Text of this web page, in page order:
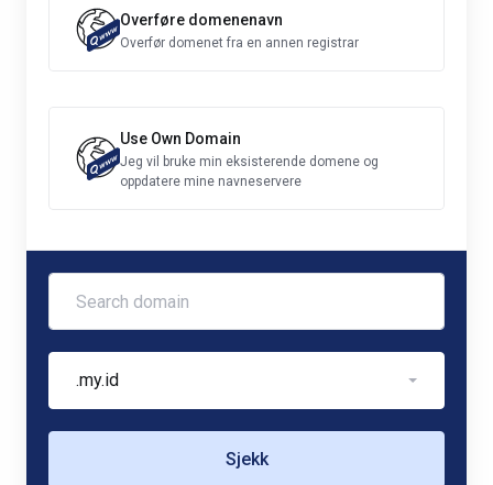
Overføre domenenavn
Overfør domenet fra en annen registrar
Use Own Domain
Jeg vil bruke min eksisterende domene og
oppdatere mine navneservere
.my.id
Sjekk